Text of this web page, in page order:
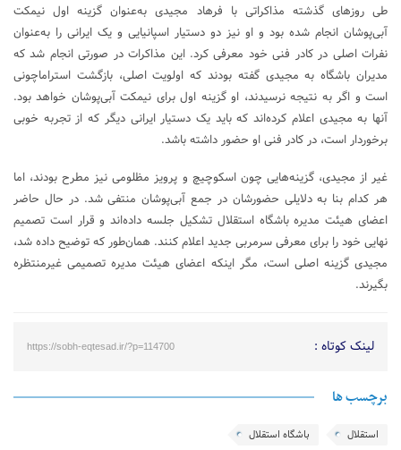
طی روزهای گذشته مذاکراتی با فرهاد مجیدی به‌عنوان گزینه اول نیمکت
آبی‌پوشان انجام شده بود و او نیز دو دستیار اسپانیایی و یک ایرانی را به‌عنوان
نفرات اصلی در کادر فنی خود معرفی کرد. این مذاکرات در صورتی انجام شد که
مدیران باشگاه به مجیدی گفته بودند که اولویت اصلی، بازگشت استراماچونی
است و اگر به نتیجه نرسیدند، او گزینه اول برای نیمکت آبی‌پوشان خواهد بود.
آنها به مجیدی اعلام کرده‌اند که باید یک دستیار ایرانی دیگر که از تجربه خوبی
برخوردار است، در کادر فنی او حضور داشته باشد.
غیر از مجیدی، گزینه‌هایی چون اسکوچیچ و پرویز مظلومی نیز مطرح بودند، اما
هر کدام بنا به دلایلی حضورشان در جمع آبی‌پوشان منتفی شد. در حال حاضر
اعضای هیئت مدیره باشگاه استقلال تشکیل جلسه داده‌اند و قرار است تصمیم
نهایی خود را برای معرفی سرمربی جدید اعلام کنند. همان‌طور که توضیح داده شد،
مجیدی گزینه اصلی است، مگر اینکه اعضای هیئت مدیره تصمیمی غیرمنتظره
بگیرند.
لینک کوتاه : https://sobh-eqtesad.ir/?p=114700
برچسب ها
استقلال باشگاه استقلال